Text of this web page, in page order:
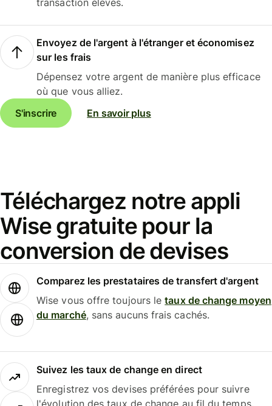
transaction élevés.
Envoyez de l'argent à l'étranger et économisez
sur les frais
Dépensez votre argent de manière plus efficace
où que vous alliez.
S'inscrire
En savoir plus
Téléchargez notre appli
Wise gratuite pour la
conversion de devises
Comparez les prestataires de transfert d'argent
Wise vous offre toujours letaux de change moyen
du marché, sans aucuns frais cachés.
Suivez les taux de change en direct
Enregistrez vos devises préférées pour suivre
l'évolution des taux de change au fil du temps.